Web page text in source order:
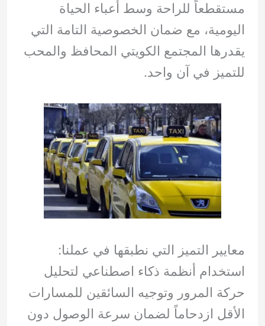
مستقطعاً للراحة وسط أعباء الحياة
اليومية، مع ضمان الخصوصية التامة التي
يقدرها المجتمع الكويتي المحافظ والمحب
للتميز في آن واحد.
معايير التميز التي نطبقها في عملنا:
استخدام أنظمة ذكاء اصطناعي لتحليل
حركة المرور وتوجيه السائقين للمسارات
الأقل ازدحاماً لضمان سرعة الوصول دون